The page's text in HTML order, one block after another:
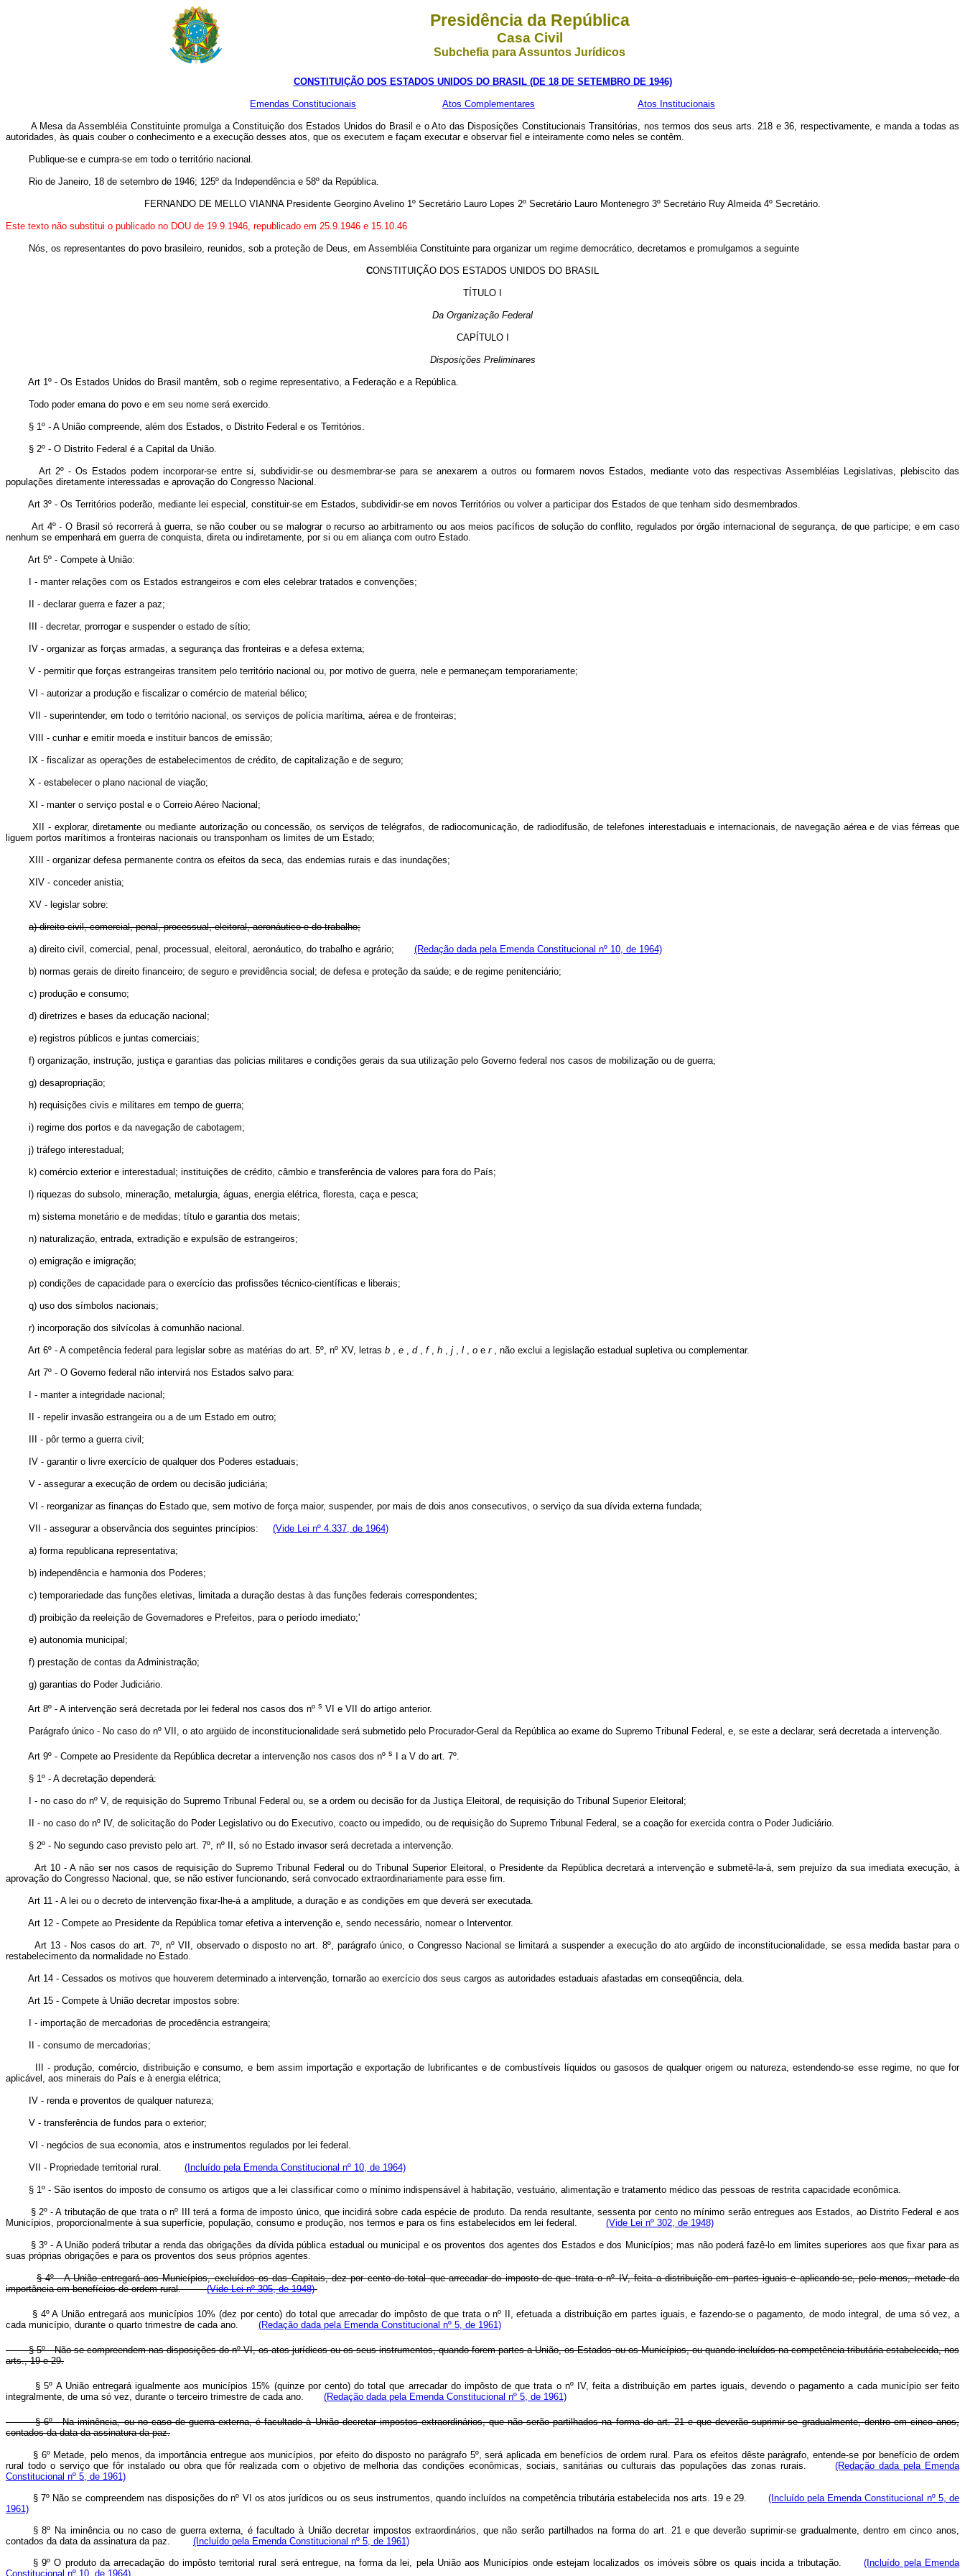
Presidência da República
Casa Civil
Subchefia para Assuntos Jurídicos
CONSTITUIÇÃO DOS ESTADOS UNIDOS DO BRASIL (DE 18 DE SETEMBRO DE 1946)
Emendas Constitucionais Atos Complementares Atos Institucionais
A Mesa da Assembléia Constituinte promulga a Constituição dos Estados Unidos do Brasil e o Ato das Disposições Constitucionais Transitórias, nos termos dos seus arts. 218 e 36, respectivamente, e manda a todas as
autoridades, às quais couber o conhecimento e a execução desses atos, que os executem e façam executar e observar fiel e inteiramente como neles se contêm.
Publique-se e cumpra-se em todo o território nacional.
Rio de Janeiro, 18 de setembro de 1946; 125º da Independência e 58º da República.
FERNANDO DE MELLO VIANNA Presidente Georgino Avelino 1º Secretário Lauro Lopes 2º Secretário Lauro Montenegro 3º Secretário Ruy Almeida 4º Secretário.
Este texto não substitui o publicado no DOU de 19.9.1946, republicado em 25.9.1946 e 15.10.46
Nós, os representantes do povo brasileiro, reunidos, sob a proteção de Deus, em Assembléia Constituinte para organizar um regime democrático, decretamos e promulgamos a seguinte
CONSTITUIÇÃO DOS ESTADOS UNIDOS DO BRASIL
TÍTULO I
Da Organização Federal
CAPÍTULO I
Disposições Preliminares
Art 1º - Os Estados Unidos do Brasil mantêm, sob o regime representativo, a Federação e a República.
Todo poder emana do povo e em seu nome será exercido.
§ 1º - A União compreende, além dos Estados, o Distrito Federal e os Territórios.
§ 2º - O Distrito Federal é a Capital da União.
Art 2º - Os Estados podem incorporar-se entre si, subdividir-se ou desmembrar-se para se anexarem a outros ou formarem novos Estados, mediante voto das respectivas Assembléias Legislativas, plebiscito das
populações diretamente interessadas e aprovação do Congresso Nacional.
Art 3º - Os Territórios poderão, mediante lei especial, constituir-se em Estados, subdividir-se em novos Territórios ou volver a participar dos Estados de que tenham sido desmembrados.
Art 4º - O Brasil só recorrerá à guerra, se não couber ou se malograr o recurso ao arbitramento ou aos meios pacíficos de solução do conflito, regulados por órgão internacional de segurança, de que participe; e em caso
nenhum se empenhará em guerra de conquista, direta ou indiretamente, por si ou em aliança com outro Estado.
Art 5º - Compete à União:
I - manter relações com os Estados estrangeiros e com eles celebrar tratados e convenções;
II - declarar guerra e fazer a paz;
III - decretar, prorrogar e suspender o estado de sítio;
IV - organizar as forças armadas, a segurança das fronteiras e a defesa externa;
V - permitir que forças estrangeiras transitem pelo território nacional ou, por motivo de guerra, nele e permaneçam temporariamente;
VI - autorizar a produção e fiscalizar o comércio de material bélico;
VII - superintender, em todo o território nacional, os serviços de polícia marítima, aérea e de fronteiras;
VIII - cunhar e emitir moeda e instituir bancos de emissão;
IX - fiscalizar as operações de estabelecimentos de crédito, de capitalização e de seguro;
X - estabelecer o plano nacional de viação;
XI - manter o serviço postal e o Correio Aéreo Nacional;
XII - explorar, diretamente ou mediante autorização ou concessão, os serviços de telégrafos, de radiocomunicação, de radiodifusão, de telefones interestaduais e internacionais, de navegação aérea e de vias férreas que
liguem portos marítimos a fronteiras nacionais ou transponham os limites de um Estado;
XIII - organizar defesa permanente contra os efeitos da seca, das endemias rurais e das inundações;
XIV - conceder anistia;
XV - legislar sobre:
a) direito civil, comercial, penal, processual, eleitoral, aeronáutico e do trabalho;
a) direito civil, comercial, penal, processual, eleitoral, aeronáutico, do trabalho e agrário; (Redação dada pela Emenda Constitucional nº 10, de 1964)
b) normas gerais de direito financeiro; de seguro e previdência social; de defesa e proteção da saúde; e de regime penitenciário;
c) produção e consumo;
d) diretrizes e bases da educação nacional;
e) registros públicos e juntas comerciais;
f) organização, instrução, justiça e garantias das policias militares e condições gerais da sua utilização pelo Governo federal nos casos de mobilização ou de guerra;
g) desapropriação;
h) requisições civis e militares em tempo de guerra;
i) regime dos portos e da navegação de cabotagem;
j) tráfego interestadual;
k) comércio exterior e interestadual; instituições de crédito, câmbio e transferência de valores para fora do País;
l) riquezas do subsolo, mineração, metalurgia, águas, energia elétrica, floresta, caça e pesca;
m) sistema monetário e de medidas; título e garantia dos metais;
n) naturalização, entrada, extradição e expulsão de estrangeiros;
o) emigração e imigração;
p) condições de capacidade para o exercício das profissões técnico-científicas e liberais;
q) uso dos símbolos nacionais;
r) incorporação dos silvícolas à comunhão nacional.
Art 6º - A competência federal para legislar sobre as matérias do art. 5º, nº XV, letras b , e , d, f, h , j , l , o e r, não exclui a legislação estadual supletiva ou complementar.
Art 7º - O Governo federal não intervirá nos Estados salvo para:
I - manter a integridade nacional;
II - repelir invasão estrangeira ou a de um Estado em outro;
III - pôr termo a guerra civil;
IV - garantir o livre exercício de qualquer dos Poderes estaduais;
V - assegurar a execução de ordem ou decisão judiciária;
VI - reorganizar as finanças do Estado que, sem motivo de força maior, suspender, por mais de dois anos consecutivos, o serviço da sua dívida externa fundada;
VII - assegurar a observância dos seguintes princípios: (Vide Lei nº 4.337, de 1964)
a) forma republicana representativa;
b) independência e harmonia dos Poderes;
c) temporariedade das funções eletivas, limitada a duração destas à das funções federais correspondentes;
d) proibição da reeleição de Governadores e Prefeitos, para o período imediato;'
e) autonomia municipal;
f) prestação de contas da Administração;
g) garantias do Poder Judiciário.
Art 8º - A intervenção será decretada por lei federal nos casos dos nº s VI e VII do artigo anterior.
Parágrafo único - No caso do nº VII, o ato argüido de inconstitucionalidade será submetido pelo Procurador-Geral da República ao exame do Supremo Tribunal Federal, e, se este a declarar, será decretada a intervenção.
Art 9º - Compete ao Presidente da República decretar a intervenção nos casos dos nº s I a V do art. 7º.
§ 1º - A decretação dependerá:
I - no caso do nº V, de requisição do Supremo Tribunal Federal ou, se a ordem ou decisão for da Justiça Eleitoral, de requisição do Tribunal Superior Eleitoral;
II - no caso do nº IV, de solicitação do Poder Legislativo ou do Executivo, coacto ou impedido, ou de requisição do Supremo Tribunal Federal, se a coação for exercida contra o Poder Judiciário.
§ 2º - No segundo caso previsto pelo art. 7º, nº II, só no Estado invasor será decretada a intervenção.
Art 10 - A não ser nos casos de requisição do Supremo Tribunal Federal ou do Tribunal Superior Eleitoral, o Presidente da República decretará a intervenção e submetê-la-á, sem prejuízo da sua imediata execução, à
aprovação do Congresso Nacional, que, se não estiver funcionando, será convocado extraordinariamente para esse fim.
Art 11 - A lei ou o decreto de intervenção fixar-lhe-á a amplitude, a duração e as condições em que deverá ser executada.
Art 12 - Compete ao Presidente da República tornar efetiva a intervenção e, sendo necessário, nomear o Interventor.
Art 13 - Nos casos do art. 7º, nº VII, observado o disposto no art. 8º, parágrafo único, o Congresso Nacional se limitará a suspender a execução do ato argüido de inconstitucionalidade, se essa medida bastar para o
restabelecimento da normalidade no Estado.
Art 14 - Cessados os motivos que houverem determinado a intervenção, tornarão ao exercício dos seus cargos as autoridades estaduais afastadas em conseqüência, dela.
Art 15 - Compete à União decretar impostos sobre:
I - importação de mercadorias de procedência estrangeira;
II - consumo de mercadorias;
III - produção, comércio, distribuição e consumo, e bem assim importação e exportação de lubrificantes e de combustíveis líquidos ou gasosos de qualquer origem ou natureza, estendendo-se esse regime, no que for
aplicável, aos minerais do País e à energia elétrica;
IV - renda e proventos de qualquer natureza;
V - transferência de fundos para o exterior;
VI - negócios de sua economia, atos e instrumentos regulados por lei federal.
VII - Propriedade territorial rural. (Incluído pela Emenda Constitucional nº 10, de 1964)
§ 1º - São isentos do imposto de consumo os artigos que a lei classificar como o mínimo indispensável à habitação, vestuário, alimentação e tratamento médico das pessoas de restrita capacidade econômica.
§ 2º - A tributação de que trata o nº III terá a forma de imposto único, que incidirá sobre cada espécie de produto. Da renda resultante, sessenta por cento no mínimo serão entregues aos Estados, ao Distrito Federal e aos
Municípios, proporcionalmente à sua superfície, população, consumo e produção, nos termos e para os fins estabelecidos em lei federal. (Vide Lei nº 302, de 1948)
§ 3º - A União poderá tributar a renda das obrigações da dívida pública estadual ou municipal e os proventos dos agentes dos Estados e dos Municípios; mas não poderá fazê-lo em limites superiores aos que fixar para as
suas próprias obrigações e para os proventos dos seus próprios agentes.
§ 4º - A União entregará aos Municípios, excluídos os das Capitais, dez por cento do total que arrecadar do imposto de que trata o nº IV, feita a distribuição em partes iguais e aplicando-se, pelo menos, metade da
importância em benefícios de ordem rural.(Vide Lei nº 305, de 1948)
§ 4º A União entregará aos municípios 10% (dez por cento) do total que arrecadar do impôsto de que trata o nº II, efetuada a distribuição em partes iguais, e fazendo-se o pagamento, de modo integral, de uma só vez, a
cada município, durante o quarto trimestre de cada ano. (Redação dada pela Emenda Constitucional nº 5, de 1961)
§ 5º - Não se compreendem nas disposições do nº VI, os atos jurídicos ou os seus instrumentos, quando forem partes a União, os Estados ou os Municípios, ou quando incluídos na competência tributária estabelecida, nos
arts., 19 e 29.
§ 5º A União entregará igualmente aos municípios 15% (quinze por cento) do total que arrecadar do impôsto de que trata o nº IV, feita a distribuição em partes iguais, devendo o pagamento a cada município ser feito
integralmente, de uma só vez, durante o terceiro trimestre de cada ano. (Redação dada pela Emenda Constitucional nº 5, de 1961)
§ 6º - Na iminência, ou no caso de guerra externa, é facultado à União decretar impostos extraordinários, que não serão partilhados na forma do art. 21 e que deverão suprimir-se gradualmente, dentro em cinco anos,
contados da data da assinatura da paz.
§ 6º Metade, pelo menos, da importância entregue aos municípios, por efeito do disposto no parágrafo 5º, será aplicada em benefícios de ordem rural. Para os efeitos dêste parágrafo, entende-se por benefício de ordem
rural todo o serviço que fôr instalado ou obra que fôr realizada com o objetivo de melhoria das condições econômicas, sociais, sanitárias ou culturais das populações das zonas rurais.(Redação dada pela Emenda
Constitucional nº 5, de 1961)
§ 7º Não se compreendem nas disposições do nº VI os atos jurídicos ou os seus instrumentos, quando incluídos na competência tributária estabelecida nos arts. 19 e 29. (Incluído pela Emenda Constitucional nº 5, de
1961)
§ 8º Na iminência ou no caso de guerra externa, é facultado à União decretar impostos extraordinários, que não serão partilhados na forma do art. 21 e que deverão suprimir-se gradualmente, dentro em cinco anos,
contados da data da assinatura da paz. (Incluído pela Emenda Constitucional nº 5, de 1961)
§ 9º O produto da arrecadação do impôsto territorial rural será entregue, na forma da lei, pela União aos Municípios onde estejam localizados os imóveis sôbre os quais incida a tributação.(Incluído pela Emenda
Constitucional nº 10, de 1964)